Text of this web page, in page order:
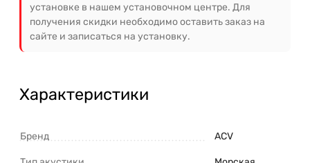
установке в нашем установочном центре. Для
получения скидки необходимо оставить заказ на
сайте и записаться на установку.
Характеристики
Бренд ACV